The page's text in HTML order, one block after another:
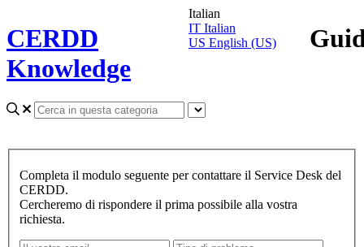
CERDD
Knowledge
Italian
IT Italian
US English (US)
Completa il modulo seguente per contattare il Service Desk del
CERDD.
Cercheremo di rispondere il prima possibile alla vostra
richiesta.